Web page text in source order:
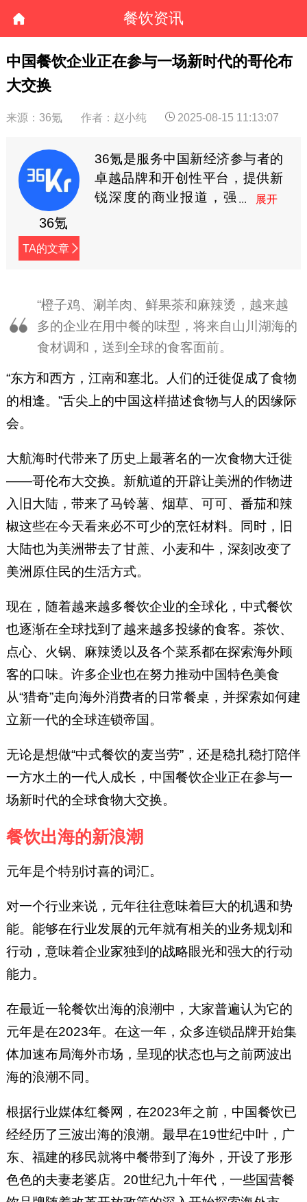
餐饮资讯
中国餐饮企业正在参与一场新时代的哥伦布
大交换
来源：36氪 作者：赵小纯 2025-08-15 11:13:07
36氪
TA的文章
36氪是服务中国新经济参与者的
卓越品牌和开创性平台，提供新
锐深度的商业报道，强
“橙子鸡、涮羊肉、鲜果茶和麻辣烫，越来越
多的企业在用中餐的味型，将来自山川湖海的
食材调和，送到全球的食客面前。
“东方和西方，江南和塞北。人们的迁徙促成了食物
的相逢。”舌尖上的中国这样描述食物与人的因缘际
会。
大航海时代带来了历史上最著名的一次食物大迁徙
——哥伦布大交换。新航道的开辟让美洲的作物进
入旧大陆，带来了马铃薯、烟草、可可、番茄和辣
椒这些在今天看来必不可少的烹饪材料。同时，旧
大陆也为美洲带去了甘蔗、小麦和牛，深刻改变了
美洲原住民的生活方式。
现在，随着越来越多餐饮企业的全球化，中式餐饮
也逐渐在全球找到了越来越多投缘的食客。茶饮、
点心、火锅、麻辣烫以及各个菜系都在探索海外顾
客的口味。许多企业也在努力推动中国特色美食
从“猎奇”走向海外消费者的日常餐桌，并探索如何建
立新一代的全球连锁帝国。
无论是想做“中式餐饮的麦当劳”，还是稳扎稳打陪伴
一方水土的一代人成长，中国餐饮企业正在参与一
场新时代的全球食物大交换。
餐饮出海的新浪潮
元年是个特别讨喜的词汇。
对一个行业来说，元年往往意味着巨大的机遇和势
能。能够在行业发展的元年就有相关的业务规划和
行动，意味着企业家独到的战略眼光和强大的行动
能力。
在最近一轮餐饮出海的浪潮中，大家普遍认为它的
元年是在2023年。在这一年，众多连锁品牌开始集
体加速布局海外市场，呈现的状态也与之前两波出
海的浪潮不同。
根据行业媒体红餐网，在2023年之前，中国餐饮已
经经历了三波出海的浪潮。最早在19世纪中叶，广
东、福建的移民就将中餐带到了海外，开设了形形
色色的夫妻老婆店。20世纪九十年代，一些国营餐